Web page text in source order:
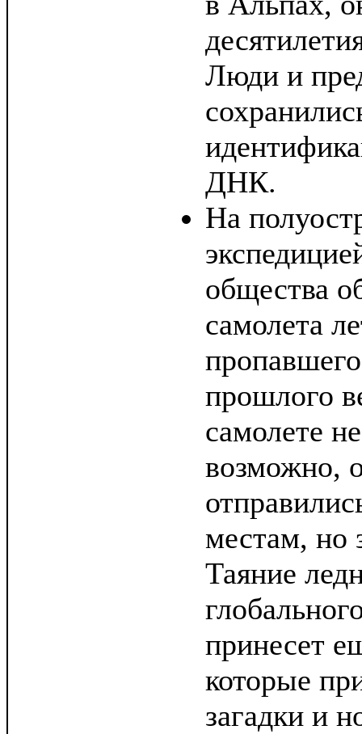
Люди и
ДНК.
На
общества
самолета
прошлого
самолете
возможно,
местам, но
Таяние
принесет
которые
загадки и